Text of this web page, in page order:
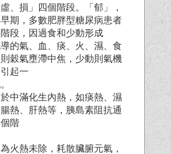
虛、損」四個階段。「郁」，
期，多數肥胖型糖尿病患者
段，因過食和少動形成
的氣、血、痰、火、濕、食
穀氣壅滯中焦，少動則氣機
起一
於中滿化生內熱，如痰熱、濕
熱、肝熱等，胰島素阻抗通
階
為火熱未除，耗散臟腑元氣，